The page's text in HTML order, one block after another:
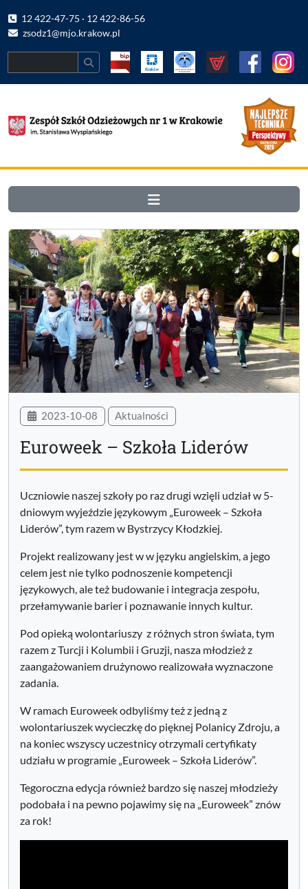
12 422-47-75 · 12 422-86-56
zsodz1@mjo.krakow.pl
2023-10-08 Aktualności
Euroweek – Szkoła Liderów
Uczniowie naszej szkoły po raz drugi wzięli udział w 5-
dniowym wyjeździe językowym „Euroweek – Szkoła
Liderów”, tym razem w Bystrzycy Kłodzkiej.
Projekt realizowany jest w w języku angielskim, a jego
celem jest nie tylko podnoszenie kompetencji
językowych, ale też budowanie i integracja zespołu,
przełamywanie barier i poznawanie innych kultur.
Pod opieką wolontariuszy z różnych stron świata, tym
razem z Turcji i Kolumbii i Gruzji, nasza młodzież z
zaangażowaniem drużynowo realizowała wyznaczone
zadania.
W ramach Euroweek odbyliśmy też z jedną z
wolontariuszek wycieczkę do pięknej Polanicy Zdroju, a
na koniec wszyscy uczestnicy otrzymali certyfikaty
udziału w programie „Euroweek – Szkoła Liderów”.
Tegoroczna edycja również bardzo się naszej młodzieży
podobała i na pewno pojawimy się na „Euroweek” znów
za rok!